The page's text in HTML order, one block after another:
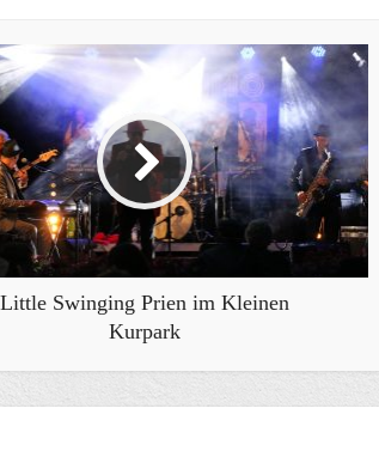
Little Swinging Prien im Kleinen
Kurpark